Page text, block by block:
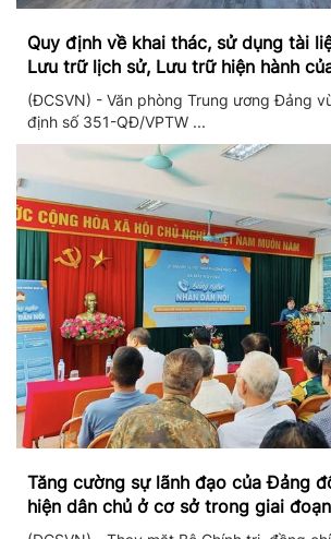
Quy định về khai thác, sử dụng tài
Lưu trữ lịch sử, Lưu trữ hiện hành
Đảng và Văn phòng Trung ương Đảng
(ĐCSVN) - Văn phòng Trung ương Đảng
định số 351-QĐ/VPTW ...
Tăng cường sự lãnh đạo của Đảng
hiện dân chủ ở cơ sở trong giai